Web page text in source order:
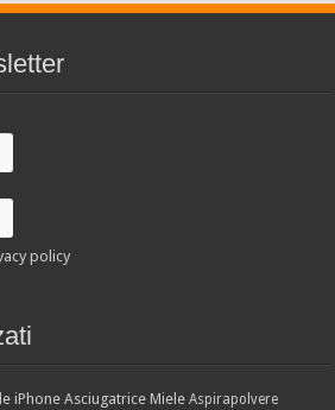
policy
iPhone Asciugatrice Miele Aspirapolvere